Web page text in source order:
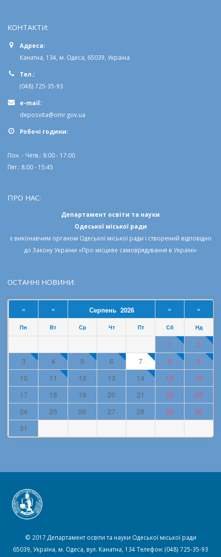
КОНТАКТИ:
Адреса:
Канатна, 134, м. Одеса, 65039, Україна
Тел.:
(048) 725-35-93
e-mail:
deposvita@omr.gov.ua
Робочi години:
Пон. - Четв.: 8:00 - 17:00
Пят.: 8:00 - 15:45
ПРО НАС:
Департамент освіти та науки
Одеської міської ради
є виконавчим органом Одеської міської ради і створений відповідно
до Закону України «Про місцеве самоврядування в Україні»
ОСТАННІ НОВИНИ:
« « Серпень 2026 » »
Пн Вт Ср Чт Пт Сб Нд
1
2
3
4 5 6 7 8
9
10
11 12 13 14 15
16
17
18 19 20 21 22
23
24
25 26 27 28 29
30
31
© 2017 Департамент освіти та науки Одеської міської ради
65039, Україна, м. Одеса, вул. Канатна, 134 Телефон: (048) 725-35-93